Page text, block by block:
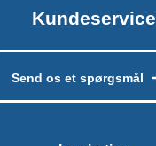
Kundeservice
Send os et spørgsmål